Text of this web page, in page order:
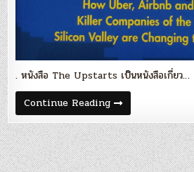
. หนังสือ The Upstarts เป็นหนังสือเกี่ยว…
Continue ReadingBlog
91
:
‘Ride
a
Big
Wave’